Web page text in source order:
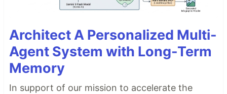
Architect A Personalized Multi-
Agent System with Long-Term
Memory
In support of our mission to accelerate the